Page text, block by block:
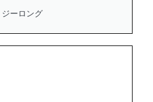
ジーロング